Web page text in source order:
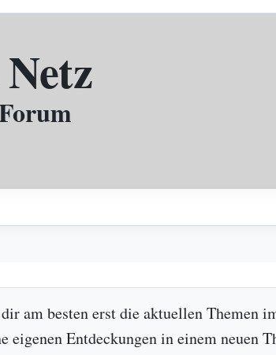
am besten erst die aktuellen
eigenen Entdeckungen in einem neuen